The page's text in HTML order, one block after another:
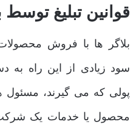
قوانین تبلیغ توسط
بلاگر ها با فروش
سود زیادی از این راه به
پولی که می‌ گیرند، مسئول
محصول یا خدمات یک شرکت